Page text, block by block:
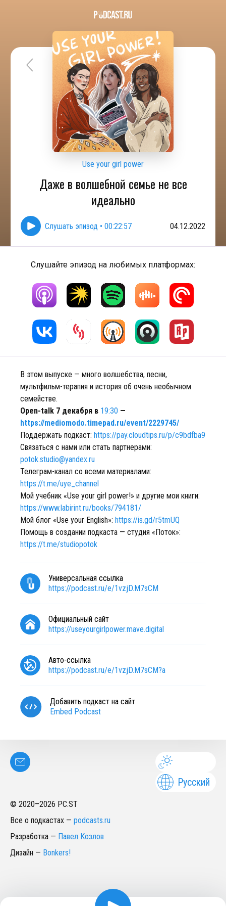
Use your girl power
Даже в волшебной семье не все
идеально
Слушать эпизод • 00:22:57 04.12.2022
Слушайте эпизод на любимых платформах:
В этом выпуске — много волшебства, песни,
мультфильм-терапия и история об очень необычном
семействе.
Open-talk 7 декабря в 19:30 —
https://mediomodo.timepad.ru/event/2229745/
Поддержать подкаст: https://pay.cloudtips.ru/p/c9bdfba9
Связаться с нами или стать партнерами:
potok.studio@yandex.ru
Телеграм-канал со всеми материалами:
https://t.me/uye_channel
Мой учебник «Use your girl power!» и другие мои книги:
https://www.labirint.ru/books/794181/
Мой блог «Use your English»: https://is.gd/r5tmUQ
Помощь в создании подкаста — студия «Поток»:
https://t.me/studiopotok
Универсальная ссылка
https://podcast.ru/e/1vzjD.M7sCM
Официальный сайт
https://useyourgirlpower.mave.digital
Авто-ссылка
https://podcast.ru/e/1vzjD.M7sCM?a
Добавить подкаст на сайт
Embed Podcast
Русский
© 2020–2026 PC.ST
Все о подкастах — podcasts.ru
Разработка — Павел Козлов
Дизайн — Bonkers!